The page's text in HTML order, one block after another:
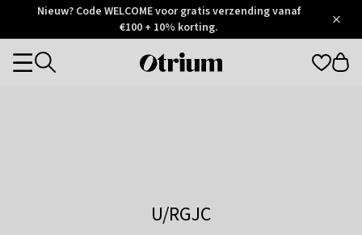
Otrium
Trustpilot
Nieuw? Code WELCOME voor gratis verzending vanaf
€100 + 10% korting.
Otrium
Categories
U/RGJC